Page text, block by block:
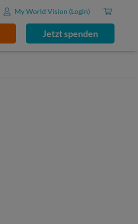
Jetzt spenden
My World Vision (Login)